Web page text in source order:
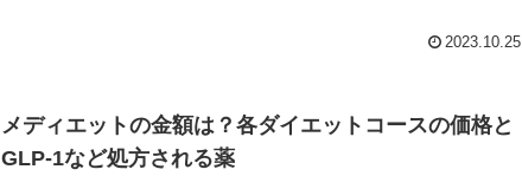
2023.10.25
メディエットの金額は？各ダイエットコースの価格と
GLP-1など処方される薬